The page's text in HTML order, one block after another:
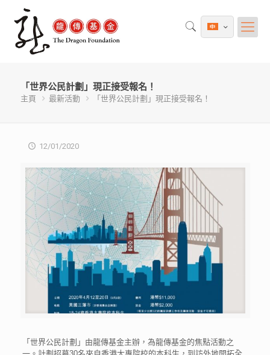
「世界公民計劃」現正接受報名！
主頁 最新活動 「世界公民計劃」現正接受報名！
12/01/2020
「世界公民計劃」由龍傳基金主辦，為龍傳基金的焦點活動之